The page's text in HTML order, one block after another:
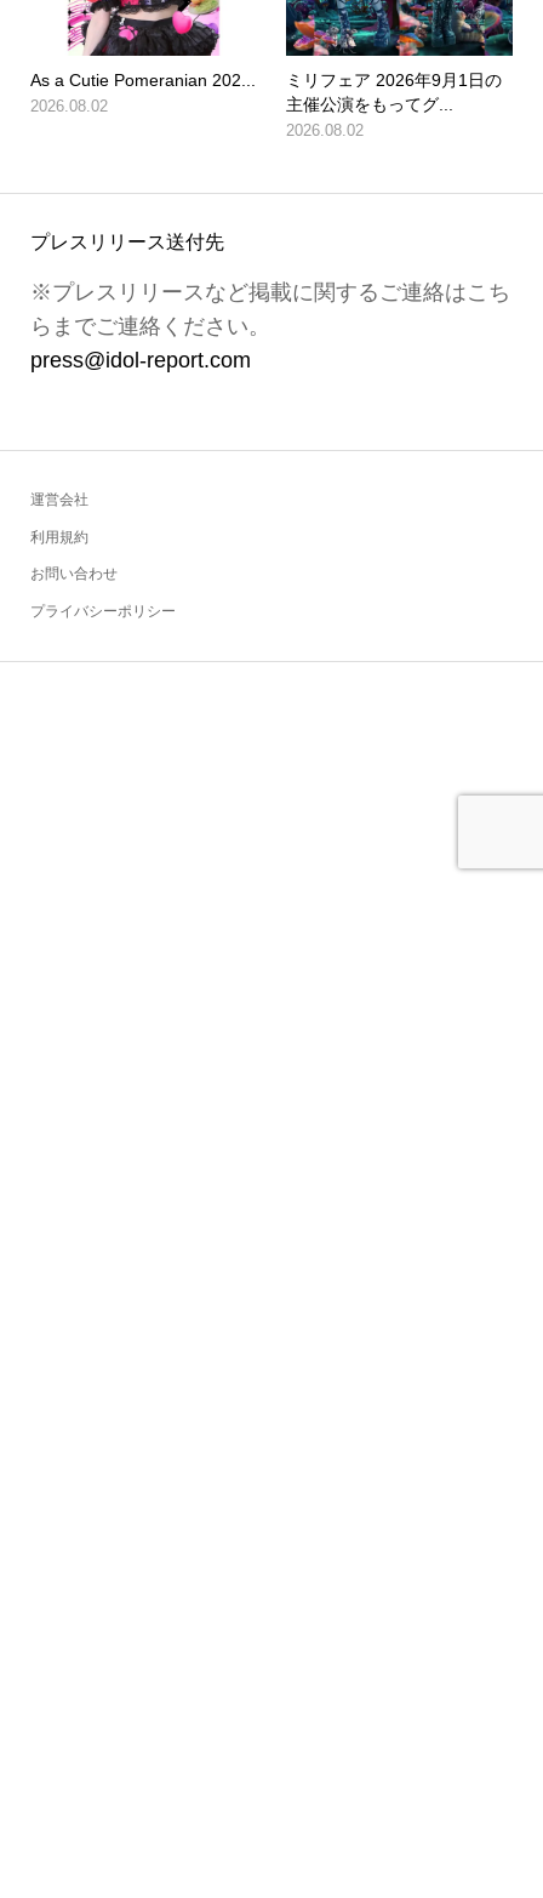
As a Cutie Pomeranian 202...
2026.08.02
ミリフェア 2026年9月1日の
主催公演をもってグ...
2026.08.02
プレスリリース送付先
※プレスリリースなど掲載に関するご連絡はこち
らまでご連絡ください。
press@idol-report.com
運営会社
利用規約
お問い合わせ
プライバシーポリシー